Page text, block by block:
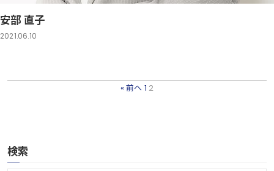
安部 直子
2021.06.10
« 前へ 1 2
検索